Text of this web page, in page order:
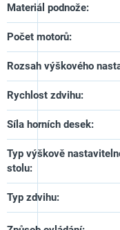
Materiál podnože:
Počet motorů:
Rozsah výškového
Rychlost zdvihu:
Síla horních desek:
Typ výškově
stolu:
Typ zdvihu: